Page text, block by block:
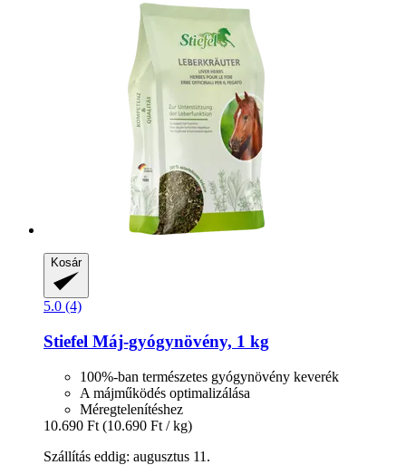
Kosár
5.0 (4)
Stiefel Máj-​gyógynövény, 1 kg
100%-ban természetes gyógynövény keverék
A májműködés optimalizálása
Méregtelenítéshez
10.690 Ft (10.690 Ft / kg)
Szállítás eddig: augusztus 11.